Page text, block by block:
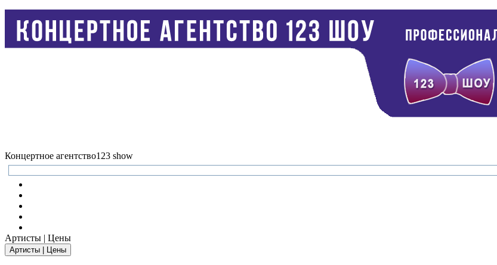
Концертное агентство123 show
Артисты | Цены
Артисты | Цены